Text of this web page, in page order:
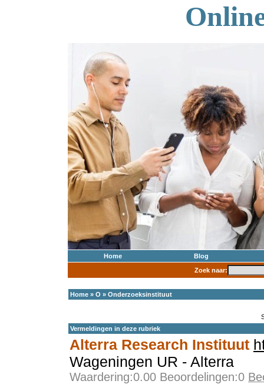
Home
Blog
Zoek naar:
Home » O » Onderzoeksinstituut
Vermeldingen in deze rubriek
Alterra Research Instituut
Wageningen UR - Alterra
Waardering:0.00 Beoordelingen:0